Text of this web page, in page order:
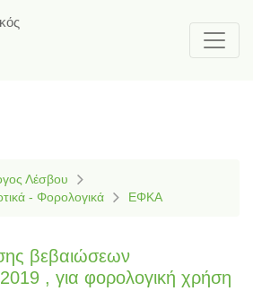
Λέσβου
- Φορολογικά
ΕΦΚΑ
βεβαιώσεων
, για φορολογική χρήση